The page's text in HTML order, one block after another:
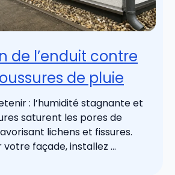
de l’enduit contre
de pluie
: l’humidité stagnante et
saturent les pores de
lichens et fissures.
façade, installez ...